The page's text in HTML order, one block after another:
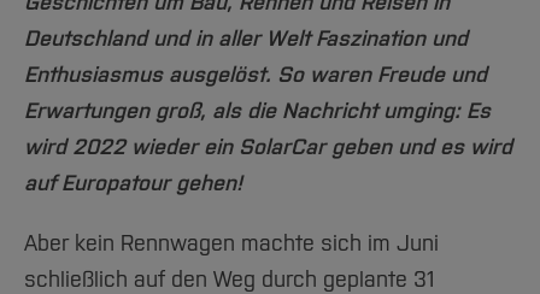
Arbeiten im FB G
Forschung und Projekte
International
Service
Studiengänge
Studieninteressierte
Aktuelles
Fachgruppen
Forschung und Entwicklung
International
Service
Amtliche Bekanntmachungen
Notfall-Infos
Familiengerechte Hochschule
Diskriminierungsfreie Hochschule
Vertretungen
Wahlen
Hochschulkommunikation
International Office
Medienzentrum
qed-Stiftung
Deutschland und in aller Welt Faszination und
Enthusiasmus ausgelöst. So waren Freude und
Erwartungen groß, als die Nachricht umging: Es
wird 2022 wieder ein SolarCar geben und es wird
auf Europatour gehen!
Aber kein Rennwagen machte sich im Juni
schließlich auf den Weg durch geplante 31